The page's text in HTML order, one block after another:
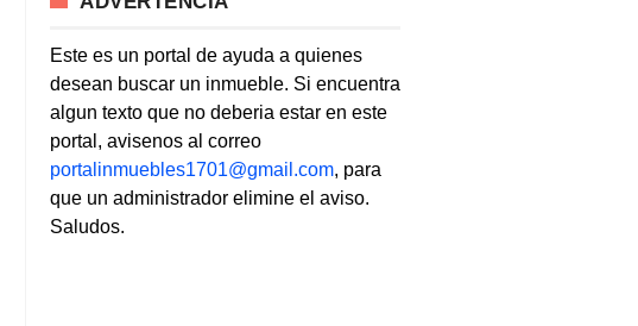
Este es un portal de ayuda a quienes
desean buscar un inmueble. Si encuentra
algun texto que no deberia estar en este
portal, avisenos al correo
portalinmuebles1701@gmail.com, para
que un administrador elimine el aviso.
Saludos.